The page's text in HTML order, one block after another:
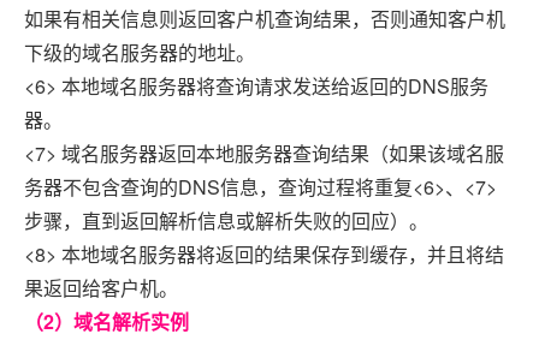
如果有相关信息则返回客户机查询结果，否则通知客户机
下级的域名服务器的地址。
<6> 本地域名服务器将查询请求发送给返回的DNS服务
器。
<7> 域名服务器返回本地服务器查询结果（如果该域名服
务器不包含查询的DNS信息，查询过程将重复<6>、<7>
步骤，直到返回解析信息或解析失败的回应）。
<8> 本地域名服务器将返回的结果保存到缓存，并且将结
果返回给客户机。
（2）域名解析实例